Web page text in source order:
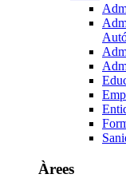
Àrees